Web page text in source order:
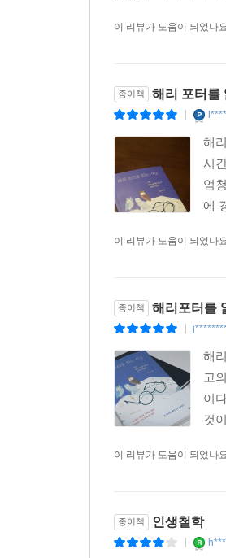
진 것 같다. 그런 기분
‘해리 포터’ 시리즈를
이 리뷰가 도움이 되었나
종이책 해리 포터를
해
시
엄
에
이 리뷰가 도움이 되었나
종이책 해리포터를
해
고
이
것
이 리뷰가 도움이 되었나
종이책 인생철학